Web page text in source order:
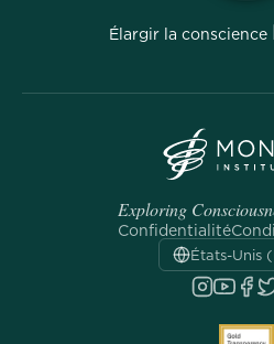
Élargir la conscience
Exploring
Confidentialité
États-Unis